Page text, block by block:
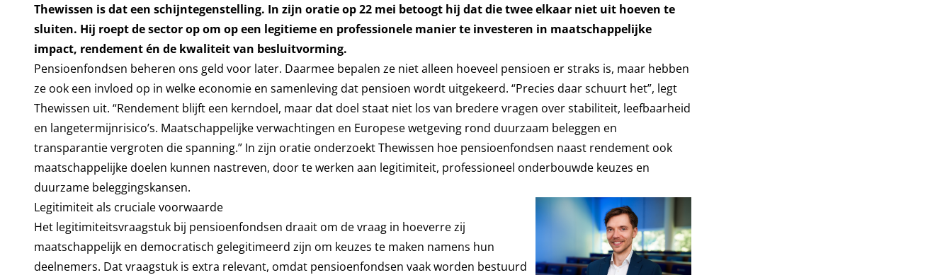
Thewissen is dat een schijntegenstelling. In zijn oratie op 22 mei betoogt hij dat die twee elkaar niet uit hoeven te
sluiten. Hij roept de sector op om op een legitieme en professionele manier te investeren in maatschappelijke
impact, rendement én de kwaliteit van besluitvorming.
Pensioenfondsen beheren ons geld voor later. Daarmee bepalen ze niet alleen hoeveel pensioen er straks is, maar hebben
ze ook een invloed op in welke economie en samenleving dat pensioen wordt uitgekeerd. “Precies daar schuurt het”, legt
Thewissen uit. “Rendement blijft een kerndoel, maar dat doel staat niet los van bredere vragen over stabiliteit, leefbaarheid
en langetermijnrisico’s. Maatschappelijke verwachtingen en Europese wetgeving rond duurzaam beleggen en
transparantie vergroten die spanning.” In zijn oratie onderzoekt Thewissen hoe pensioenfondsen naast rendement ook
maatschappelijke doelen kunnen nastreven, door te werken aan legitimiteit, professioneel onderbouwde keuzes en
duurzame beleggingskansen.
Legitimiteit als cruciale voorwaarde
Het legitimiteitsvraagstuk bij pensioenfondsen draait om de vraag in hoeverre zij
maatschappelijk en democratisch gelegitimeerd zijn om keuzes te maken namens hun
deelnemers. Dat vraagstuk is extra relevant, omdat pensioenfondsen vaak worden bestuurd